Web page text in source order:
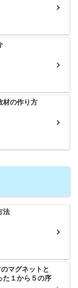
材の作り方
法
マグネットと
た１から５の序